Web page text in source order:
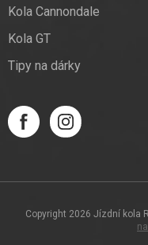
Kola Cannondale
Kola GT
Tipy na dárky
Copyright 2026 Jízdní kola